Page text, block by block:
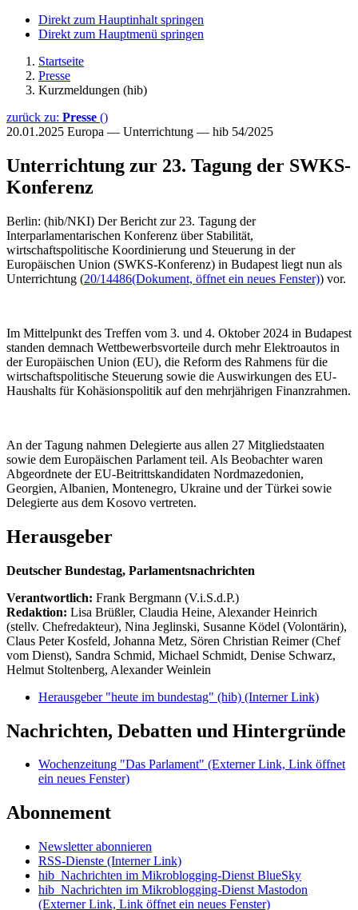
Direkt zum Hauptinhalt springen
Direkt zum Hauptmenü springen
Startseite
Presse
Kurzmeldungen (hib)
zurück zu: Presse ()
20.01.2025 Europa — Unterrichtung — hib 54/2025
Unterrichtung zur 23. Tagung der SWKS-
Konferenz
Berlin: (hib/NKI) Der Bericht zur 23. Tagung der
Interparlamentarischen Konferenz über Stabilität,
wirtschaftspolitische Koordinierung und Steuerung in der
Europäischen Union (SWKS-Konferenz) in Budapest liegt nun als
Unterrichtung (20/14486(Dokument, öffnet ein neues Fenster)) vor.
Im Mittelpunkt des Treffen vom 3. und 4. Oktober 2024 in Budapest
standen demnach Wettbewerbsvorteile durch mehr Elektroautos in
der Europäischen Union (EU), die Reform des Rahmens für die
wirtschaftspolitische Steuerung sowie die Auswirkungen des EU-
Haushalts für Kohäsionspolitik auf den mehrjährigen Finanzrahmen.
An der Tagung nahmen Delegierte aus allen 27 Mitgliedstaaten
sowie dem Europäischen Parlament teil. Als Beobachter waren
Abgeordnete der EU-Beitrittskandidaten Nordmazedonien,
Georgien, Albanien, Montenegro, Ukraine und der Türkei sowie
Delegierte aus dem Kosovo vertreten.
Herausgeber
Deutscher Bundestag, Parlamentsnachrichten
Verantwortlich: Frank Bergmann (V.i.S.d.P.)
Redaktion: Lisa Brüßler, Claudia Heine, Alexander Heinrich
(stellv. Chefredakteur), Nina Jeglinski, Susanne Ködel (Volontärin),
Claus Peter Kosfeld, Johanna Metz, Sören Christian Reimer (Chef
vom Dienst), Sandra Schmid, Michael Schmidt, Denise Schwarz,
Helmut Stoltenberg, Alexander Weinlein
Herausgeber "heute im bundestag" (hib) (Interner Link)
Nachrichten, Debatten und Hintergründe
Wochenzeitung "Das Parlament" (Externer Link, Link öffnet
ein neues Fenster)
Abonnement
Newsletter abonnieren
RSS-Dienste (Interner Link)
hib_Nachrichten im Mikroblogging-Dienst BlueSky
hib_Nachrichten im Mikroblogging-Dienst Mastodon
(Externer Link, Link öffnet ein neues Fenster)